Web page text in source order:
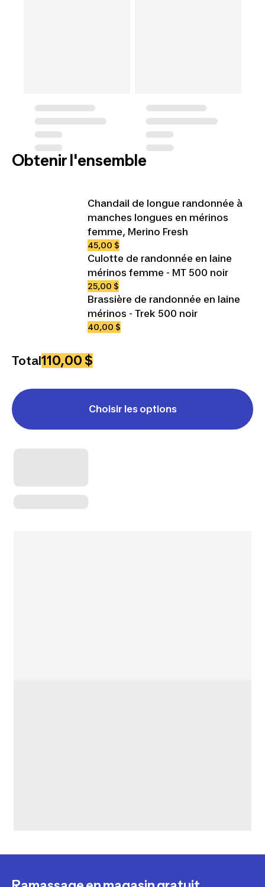
Obtenir l'ensemble
Chandail de longue randonnée à
manches longues en mérinos
femme, Merino Fresh
45,00 $
Culotte de randonnée en laine
mérinos femme - MT 500 noir
25,00 $
Brassière de randonnée en laine
mérinos - Trek 500 noir
40,00 $
Total110,00 $
Choisir les options